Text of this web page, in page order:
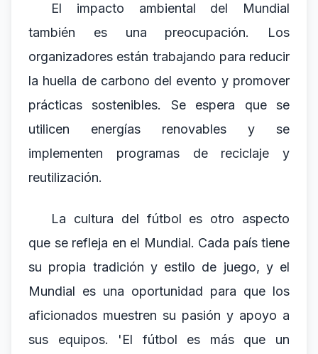
El impacto ambiental del Mundial
también es una preocupación. Los
organizadores están trabajando para reducir
la huella de carbono del evento y promover
prácticas sostenibles. Se espera que se
utilicen energías renovables y se
implementen programas de reciclaje y
reutilización.
La cultura del fútbol es otro aspecto
que se refleja en el Mundial. Cada país tiene
su propia tradición y estilo de juego, y el
Mundial es una oportunidad para que los
aficionados muestren su pasión y apoyo a
sus equipos. 'El fútbol es más que un